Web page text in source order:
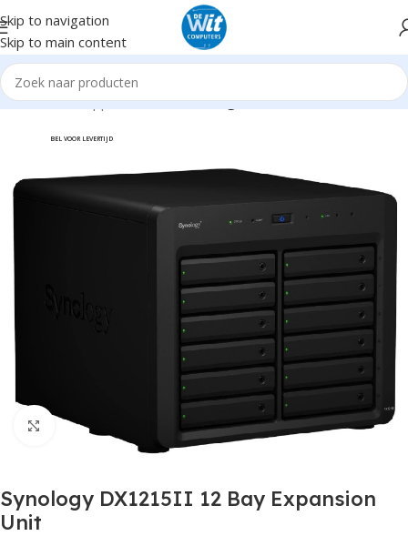
Skip to navigation
Skip to main content
Home Randapparatuur NAS Overigen
BEL VOOR LEVERTIJD
Click to enlarge
Synology DX1215II 12 Bay Expansion
Unit